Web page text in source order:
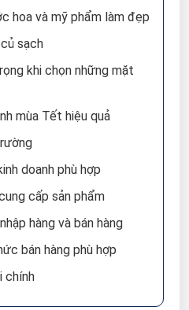
hoa và mỹ phẩm làm đẹp
sạch
khi chọn những mặt
mùa Tết hiệu quả
doanh phù hợp
cấp sản phẩm
hàng và bán hàng
bán hàng phù hợp
chính